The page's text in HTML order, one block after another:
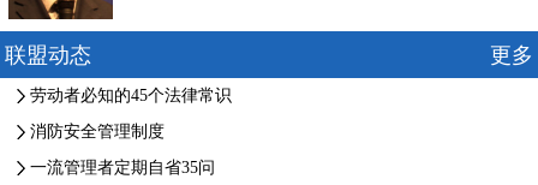
联盟动态 更多
劳动者必知的45个法律常识
消防安全管理制度
一流管理者定期自省35问